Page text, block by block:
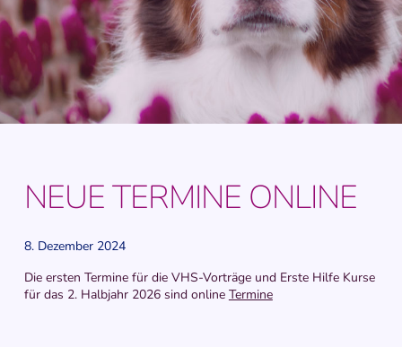
NEUE TERMINE ONLINE
8. Dezember 2024
Die ersten Termine für die VHS-Vorträge und Erste Hilfe Kurse
für das 2. Halbjahr 2026 sind online Termine